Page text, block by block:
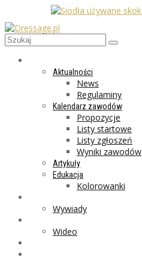
Aktualności
News
Regulaminy
Kalendarz zawodów
Propozycje
Listy startowe
Listy zgłoszeń
Wyniki zawodów
Artykuły
Edukacja
Kolorowanki
Wywiady
Wideo